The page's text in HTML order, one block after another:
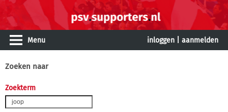
Menu inloggen aanmelden
Zoeken naar
Zoekterm